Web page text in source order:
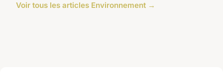
Voir tous les articles Environnement →